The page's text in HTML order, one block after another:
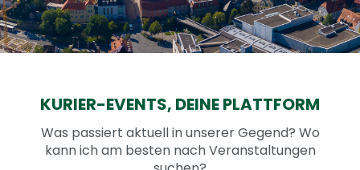
KURIER-EVENTS, DEINE PLATTFORM
Was passiert aktuell in unserer Gegend? Wo
kann ich am besten nach Veranstaltungen